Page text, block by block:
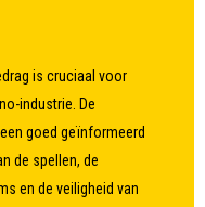
is cruciaal voor
industrie. De
goed geïnformeerd
de spellen, de
en de veiligheid van